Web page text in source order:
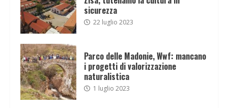
sicurezza
22 luglio 2023
Parco delle Madonie, Wwf: mancano
i progetti di valorizzazione
naturalistica
1 luglio 2023